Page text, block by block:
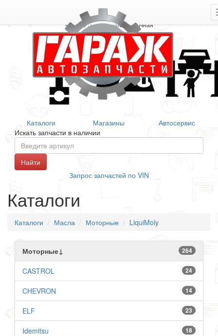
+7 906 377 46 46Справочная
Каталоги Магазины
Автосервис
Искать запчасти в наличии
Запрос запчастей по VIN
Каталоги
Каталоги Масла Моторные LiquiMoly
Моторные↓ 264
24
CASTROL
14
CHEVRON
23
ELF
18
Idemitsu